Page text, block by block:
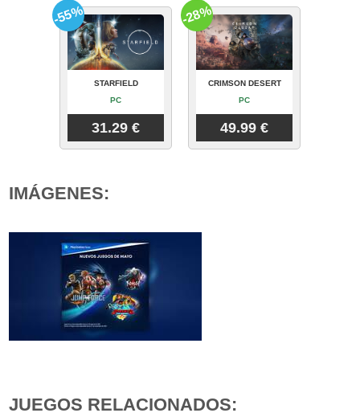
STARFIELD
PC
31.29 €
-55%
CRIMSON DESERT
PC
49.99 €
-28%
IMÁGENES:
JUEGOS RELACIONADOS: